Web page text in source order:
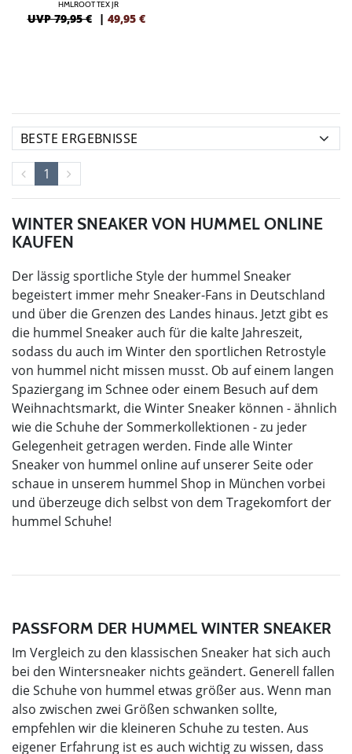
HMLROOT TEX JR
UVP 79,95 € | 49,95 €
1
WINTER SNEAKER VON HUMMEL ONLINE
KAUFEN
Der lässig sportliche Style der hummel Sneaker
begeistert immer mehr Sneaker-Fans in Deutschland
und über die Grenzen des Landes hinaus. Jetzt gibt es
die hummel Sneaker auch für die kalte Jahreszeit,
sodass du auch im Winter den sportlichen Retrostyle
von hummel nicht missen musst. Ob auf einem langen
Spaziergang im Schnee oder einem Besuch auf dem
Weihnachtsmarkt, die Winter Sneaker können - ähnlich
wie die Schuhe der Sommerkollektionen - zu jeder
Gelegenheit getragen werden. Finde alle Winter
Sneaker von hummel online auf unserer Seite oder
schaue in unserem hummel Shop in München vorbei
und überzeuge dich selbst von dem Tragekomfort der
hummel Schuhe!
PASSFORM DER HUMMEL WINTER SNEAKER
Im Vergleich zu den klassischen Sneaker hat sich auch
bei den Wintersneaker nichts geändert. Generell fallen
die Schuhe von hummel etwas größer aus. Wenn man
also zwischen zwei Größen schwanken sollte,
empfehlen wir die kleineren Schuhe zu testen. Aus
eigener Erfahrung ist es auch wichtig zu wissen, dass